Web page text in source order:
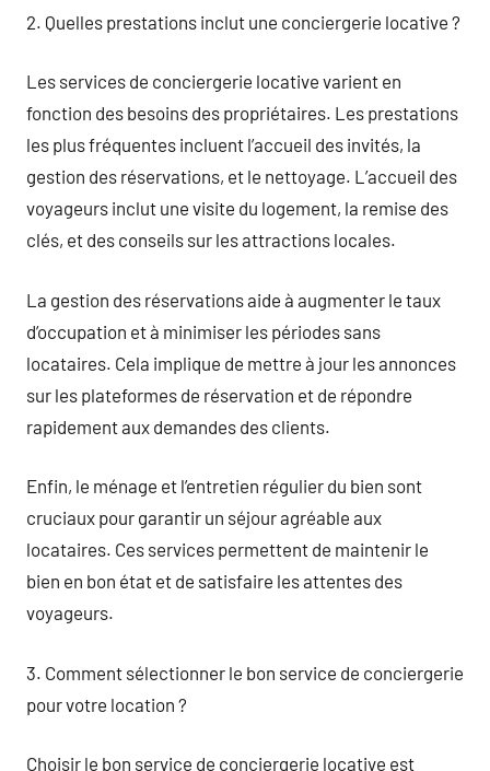
2. Quelles prestations inclut une conciergerie locative ?
Les services de conciergerie locative varient en
fonction des besoins des propriétaires. Les prestations
les plus fréquentes incluent l’accueil des invités, la
gestion des réservations, et le nettoyage. L’accueil des
voyageurs inclut une visite du logement, la remise des
clés, et des conseils sur les attractions locales.
La gestion des réservations aide à augmenter le taux
d’occupation et à minimiser les périodes sans
locataires. Cela implique de mettre à jour les annonces
sur les plateformes de réservation et de répondre
rapidement aux demandes des clients.
Enfin, le ménage et l’entretien régulier du bien sont
cruciaux pour garantir un séjour agréable aux
locataires. Ces services permettent de maintenir le
bien en bon état et de satisfaire les attentes des
voyageurs.
3. Comment sélectionner le bon service de conciergerie
pour votre location ?
Choisir le bon service de conciergerie locative est